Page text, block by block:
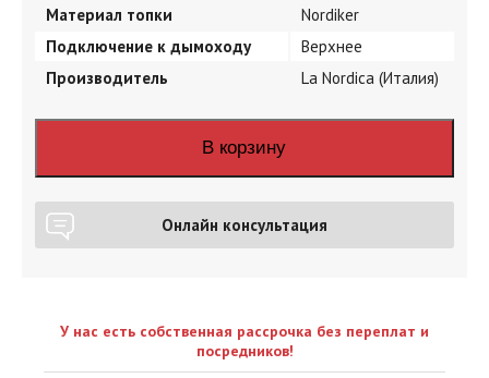
Материал топки
Nordiker
Подключение к дымоходу
Верхнее
Производитель
La Nordica (Италия)
В корзину
Онлайн консультация
У нас есть собственная рассрочка без переплат и
посредников!